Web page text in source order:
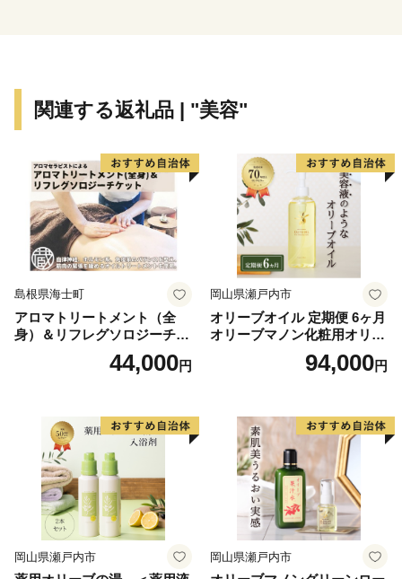
根旧街道や伝統工芸品など、様々な魅力を持つ一大リゾ
箱根町では、「ふるさと納税制度」を活用し、箱根町
のまちづくりを応援していただける皆様からの寄付を募
っています。
箱根町出身の方や箱根町を訪れたことのある方など、
「箱根ファン」の皆様の応援をお待ちしています。
関連する返礼品 | "美容"
島根県海士町
アロマトリートメント（全
身）＆リフレグソロジーチケ
44,000円
岡山県瀬戸内市
オリーブオイル 定期便 6ヶ月
オリーブマノン化粧用オリー
ブオイル 200ml オリーブ オ
イル 美容 スキンケア 化粧用
94,000円
岡山県瀬戸内市 岡山県瀬戸内市